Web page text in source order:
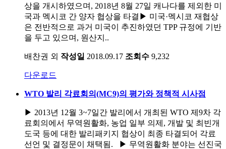
상을 개시하였으며, 2018년 8월 27일 캐나다를 제외한 미
국과 멕시코 간 양자 협상을 타결▶ 미국·멕시코 재협상
은 전반적으로 과거 미국이 추진하였던 TPP 규정에 기반
을 두고 있으며, 원산지..
배찬권 외 작성일 2018.09.17 조회수 9,232
다운로드
WTO 발리 각료회의(MC9)의 평가와 정책적 시사점
▶ 2013년 12월 3~7일간 발리에서 개최된 WTO 제9차 각
료회의에서 무역원활화, 농업 일부 의제, 개발 및 최빈개
도국 등에 대한 발리패키지 협상이 최종 타결되어 각료
선언 및 결정문이 채택됨. ▶ 무역원활화 분야는 선진국